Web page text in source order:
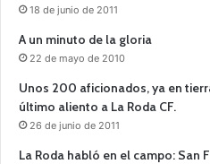
18 de junio de 2011
A un minuto de la gloria
22 de mayo de 2010
Unos 200 aficionados, ya en
último aliento a La Roda CF.
26 de junio de 2011
La Roda habló en el campo: San